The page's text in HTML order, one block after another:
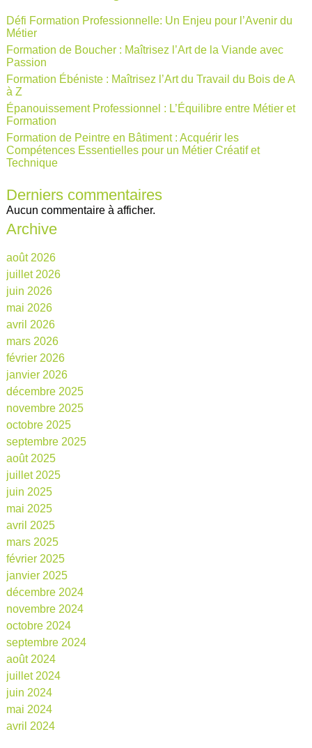
Défi Formation Professionnelle: Un Enjeu pour l’Avenir du
Métier
Formation de Boucher : Maîtrisez l’Art de la Viande avec
Passion
Formation Ébéniste : Maîtrisez l’Art du Travail du Bois de A
à Z
Épanouissement Professionnel : L’Équilibre entre Métier et
Formation
Formation de Peintre en Bâtiment : Acquérir les
Compétences Essentielles pour un Métier Créatif et
Technique
Derniers commentaires
Aucun commentaire à afficher.
Archive
août 2026
juillet 2026
juin 2026
mai 2026
avril 2026
mars 2026
février 2026
janvier 2026
décembre 2025
novembre 2025
octobre 2025
septembre 2025
août 2025
juillet 2025
juin 2025
mai 2025
avril 2025
mars 2025
février 2025
janvier 2025
décembre 2024
novembre 2024
octobre 2024
septembre 2024
août 2024
juillet 2024
juin 2024
mai 2024
avril 2024